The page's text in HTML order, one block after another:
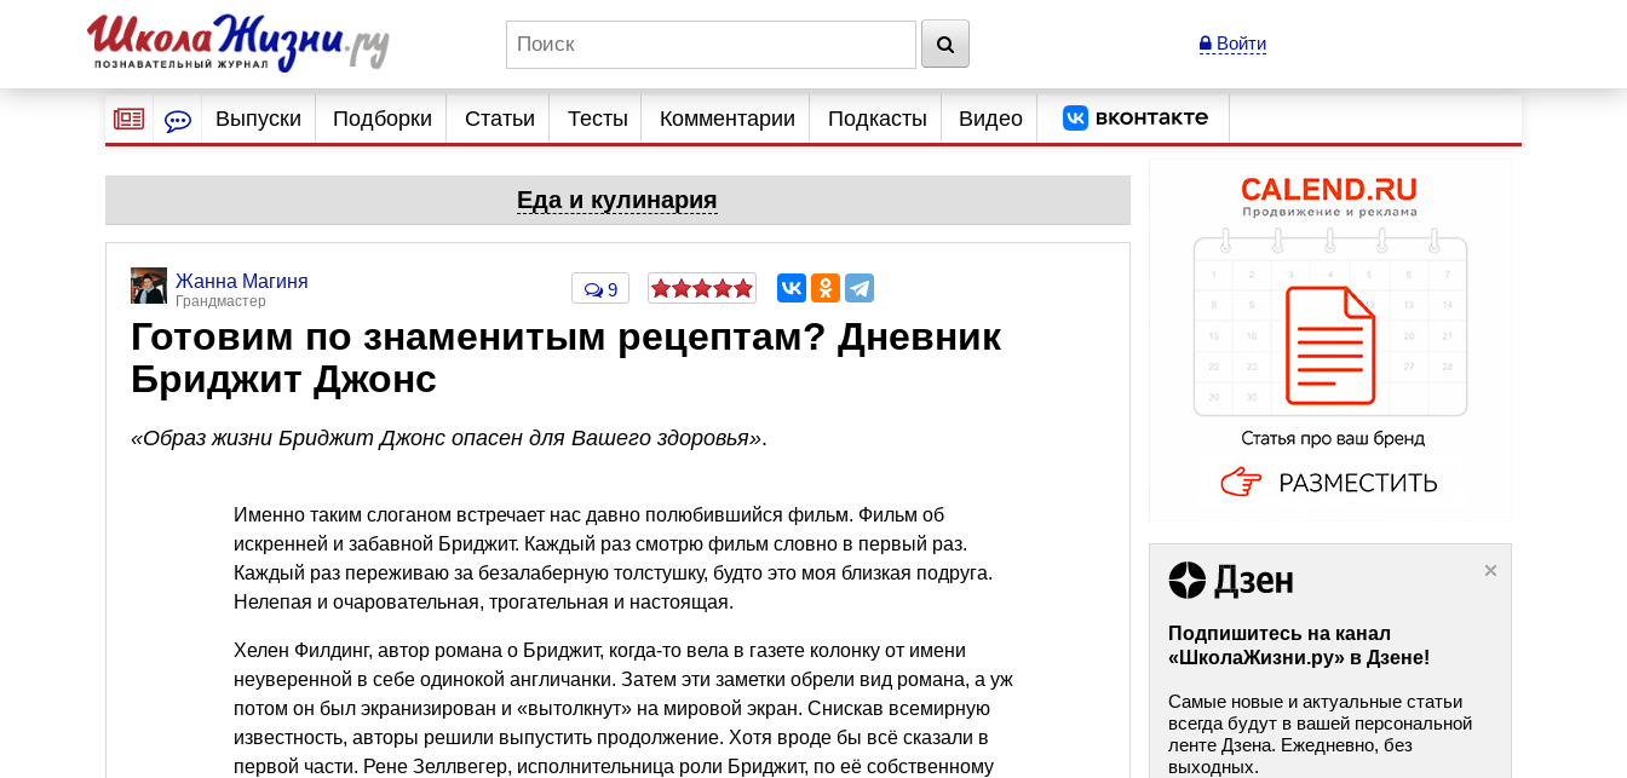
Войти
Выпуски Подборки Статьи Тесты Комментарии Подкасты Видео
Еда и кулинария
Жанна Магиня
Грандмастер
9
Готовим по знаменитым рецептам? Дневник
Бриджит Джонс
«Образ жизни Бриджит Джонс опасен для Вашего здоровья».
Именно таким слоганом встречает нас давно полюбившийся фильм. Фильм об
искренней и забавной Бриджит. Каждый раз смотрю фильм словно в первый раз.
Каждый раз переживаю за безалаберную толстушку, будто это моя близкая подруга.
Нелепая и очаровательная, трогательная и настоящая.
Хелен Филдинг, автор романа о Бриджит, когда-то вела в газете колонку от имени
неуверенной в себе одинокой англичанки. Затем эти заметки обрели вид романа, а уж
потом он был экранизирован и «вытолкнут» на мировой экран. Снискав всемирную
известность, авторы решили выпустить продолжение. Хотя вроде бы всё сказали в
первой части. Рене Зеллвегер, исполнительница роли Бриджит, по её собственному
Подпишитесь на канал
«ШколаЖизни.ру» в Дзене!
Самые новые и актуальные статьи
всегда будут в вашей персональной
ленте Дзена. Ежедневно, без
выходных.